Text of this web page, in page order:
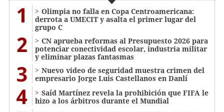
1
Olimpia no falla en Copa Centroamericana:
derrota a UMECIT y asalta el primer lugar del
grupo C
2
CN aprueba reformas al Presupuesto 2026 para
potenciar conectividad escolar, industria militar
y eliminar plazas fantasmas
3
Nuevo video de seguridad muestra crimen del
empresario Jorge Luis Castellanos en Danlí
4
Saíd Martínez revela la prohibición que FIFA le
hizo a los árbitros durante el Mundial